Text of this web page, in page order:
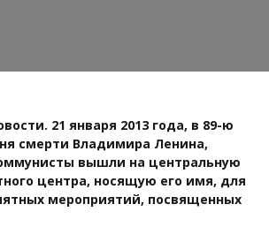
21 января 2013 года, в 89-ю
смерти Владимира Ленина,
вышли на центральную
центра, носящую его имя, для
мероприятий, посвященных